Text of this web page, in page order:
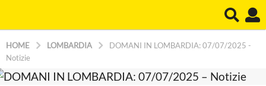
HOME LOMBARDIA
DOMANI IN LOMBARDIA: 07/07/2025 -
Notizie